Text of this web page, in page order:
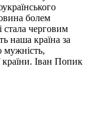
болем
стала черговим
наша країна за
мужність,
країни. Іван Попик